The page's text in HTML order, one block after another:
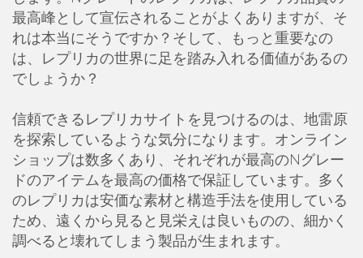
最高峰として宣伝されることがよくありますが、そ
れは本当にそうですか？そして、もっと重要なの
は、レプリカの世界に足を踏み入れる価値があるの
でしょうか？
信頼できるレプリカサイトを見つけるのは、地雷原
を探索しているような気分になります。オンライン
ショップは数多くあり、それぞれが最高のNグレー
ドのアイテムを最高の価格で保証しています。多く
のレプリカは安価な素材と構造手法を使用している
ため、遠くから見ると見栄えは良いものの、細かく
調べると壊れてしまう製品が生まれます。